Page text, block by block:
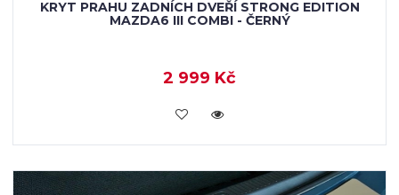
KRYT PRAHU ZADNÍCH DVEŘÍ STRONG EDITION
MAZDA6 III COMBI - ČERNÝ
2 999 Kč
KOUPIT